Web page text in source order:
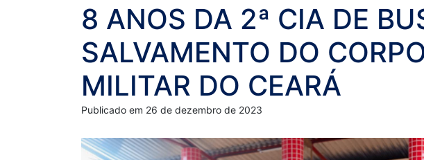
8 ANOS DA 2ª CIA DE
SALVAMENTO DO
MILITAR DO CEARÁ
Publicado em 26 de dezembro de 2023